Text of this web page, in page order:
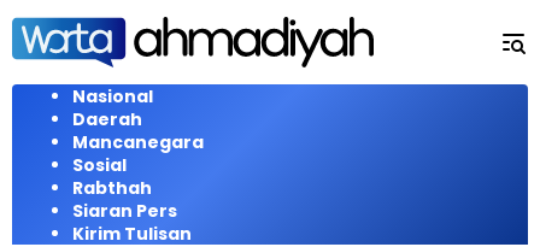
Langsung
konten
Nasional
Daerah
Mancanegara
Sosial
Rabthah
Siaran Pers
Kirim Tulisan